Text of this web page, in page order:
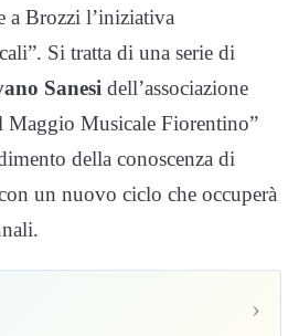
a Brozzi l’iniziativa
Si tratta di una serie di
Sanesi dell’associazione
Maggio Musicale Fiorentino”
della conoscenza di
un nuovo ciclo che occuperà
›